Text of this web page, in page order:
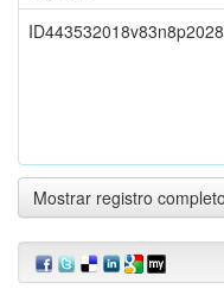
Mostrar registro